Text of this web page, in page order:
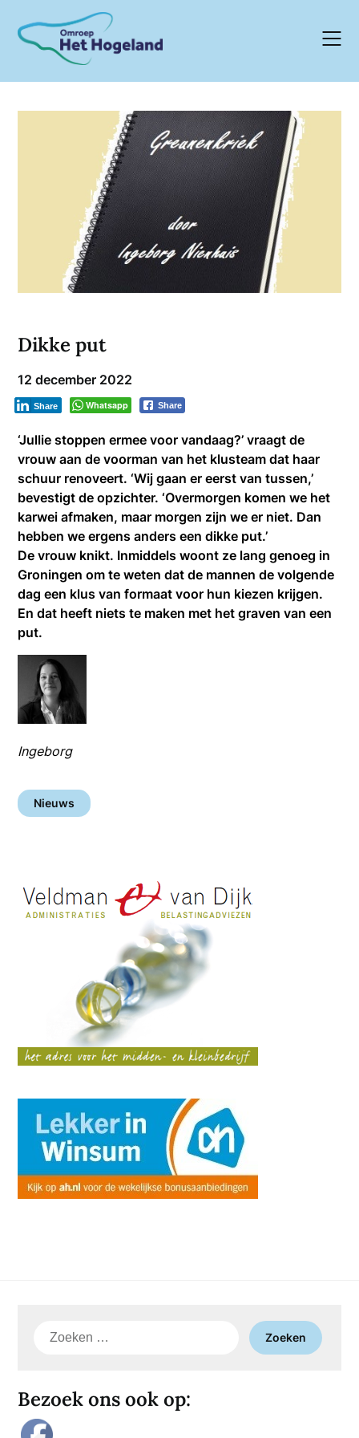
content
Dikke put
12 december 2022
Whatsapp Share
Share
‘Jullie stoppen ermee voor vandaag?’ vraagt de
vrouw aan de voorman van het klusteam dat haar
schuur renoveert.‘Wij gaan er eerst van tussen,’
bevestigt de opzichter. ‘Overmorgen komen we het
karwei afmaken, maar morgen zijn we er niet. Dan
hebben we ergens anders een dikke put.’
De vrouw knikt. Inmiddels woont ze lang genoeg in
Groningen om te weten dat de mannen de volgende
dag een klus van formaat voor hun kiezen krijgen.
En dat heeft niets te maken met het graven van een
put.
Ingeborg
Nieuws
Zoeken
Bezoek ons ook op: